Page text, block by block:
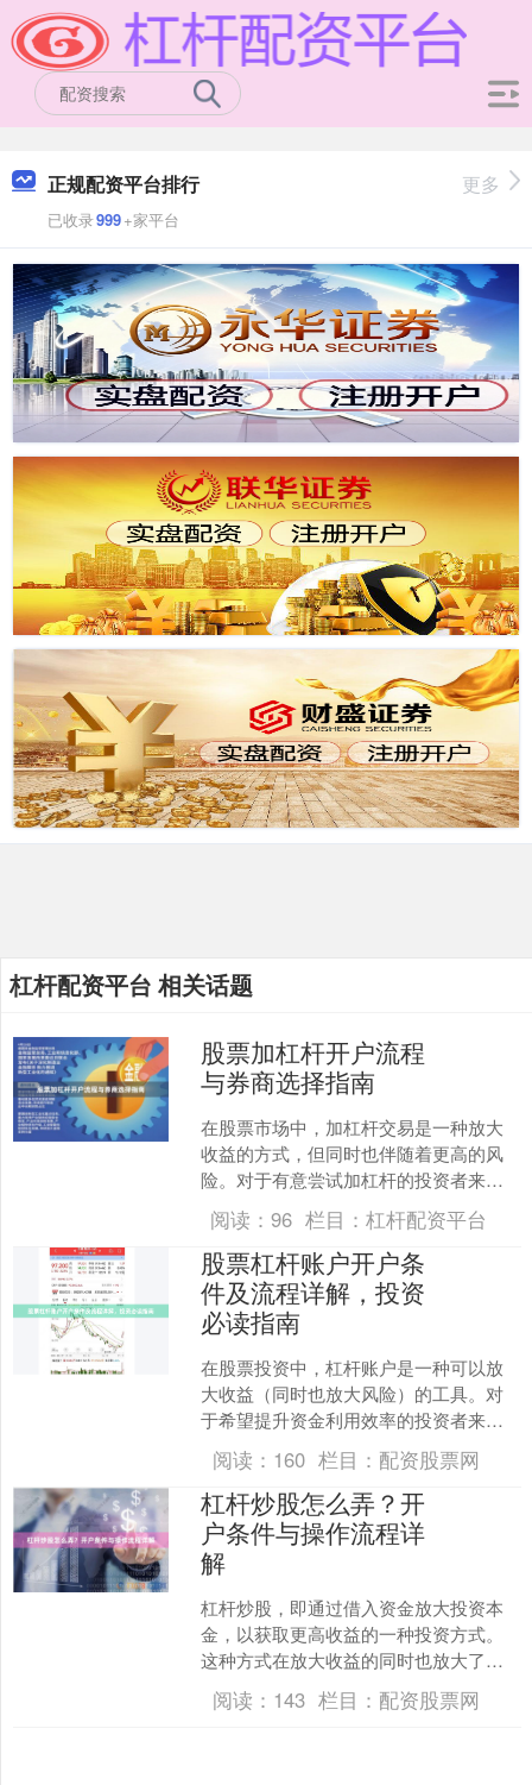
正规配资平台排行
已收录999+家平台
更多
杠杆配资平台 相关话题
股票加杠杆开户流程
与券商选择指南
在股票市场中，加杠杆交易是一种放大
收益的方式，但同时也伴随着更高的风
险。对于有意尝试加杠杆的投资者来
说，了解开户流程和选择合适的券商至
关重要。 ## 什么是股票....
阅读：96 栏目：杠杆配资平台
股票杠杆账户开户条
件及流程详解，投资
必读指南
在股票投资中，杠杆账户是一种可以放
大收益（同时也放大风险）的工具。对
于希望提升资金利用效率的投资者来
说，了解其开户条件与流程至关重要。
本文将为您详细解析，助您做....
阅读： 160 栏目： 配资股票网
杠杆炒股怎么弄？开
户条件与操作流程详
解
杠杆炒股，即通过借入资金放大投资本
金，以获取更高收益的一种投资方式。
这种方式在放大收益的同时也放大了风
险杠杆配资平台，因此投资者在参与前
必须全面了解其开户条件与....
阅读： 143 栏目： 配资股票网